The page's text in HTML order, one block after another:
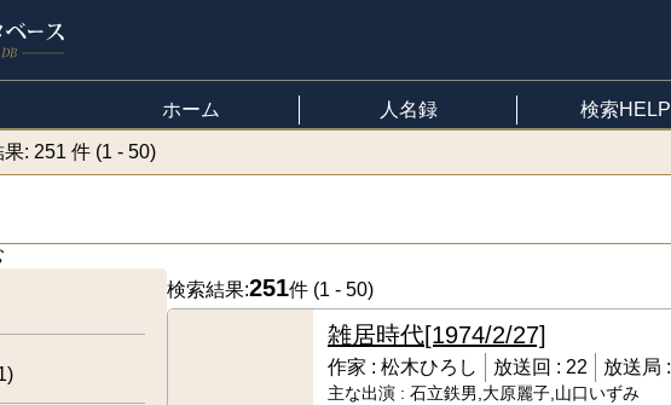
ホーム 人名録 検索HELP
: 251 件 (1 - 50)
)
検索結果:251件 (1 - 50)
雑居時代[1974/2/27]
作家 : 松木ひろし 放送回 : 22 放送局 :
主な出演 : 石立鉄男,大原麗子,山口いずみ